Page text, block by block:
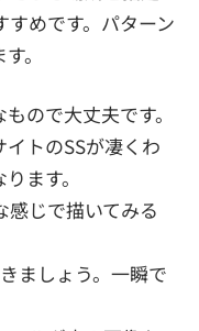
めです。パターン
。
ので大丈夫です。
トのSSが凄くわ
ます。
感じで描いてみる
ましょう。一瞬で